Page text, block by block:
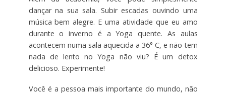
dançar na sua sala. Subir escadas ouvindo uma
música bem alegre. E uma atividade que eu amo
durante o inverno é a Yoga quente. As aulas
acontecem numa sala aquecida a 36° C, e não tem
nada de lento no Yoga não viu? É um detox
delicioso. Experimente!
Você é a pessoa mais importante do mundo, não